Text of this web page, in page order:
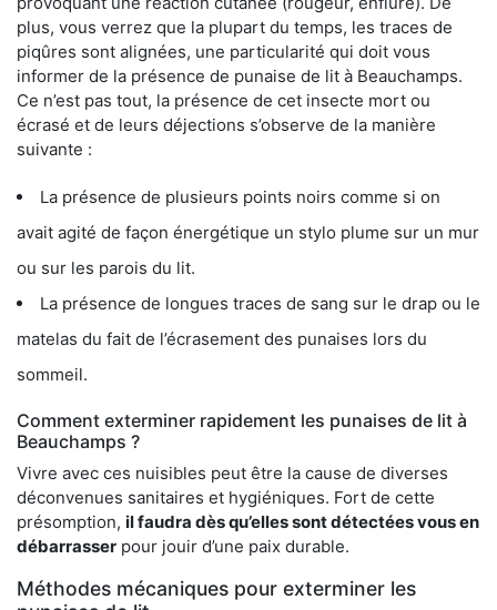
plus, vous verrez que la plupart du temps, les traces de
piqûres sont alignées, une particularité qui doit vous
informer de la présence de punaise de lit à Beauchamps.
Ce n’est pas tout, la présence de cet insecte mort ou
écrasé et de leurs déjections s’observe de la manière
suivante :
La présence de plusieurs points noirs comme si on
avait agité de façon énergétique un stylo plume sur un mur
ou sur les parois du lit.
La présence de longues traces de sang sur le drap ou le
matelas du fait de l’écrasement des punaises lors du
sommeil.
Comment exterminer rapidement les punaises de lit à
Beauchamps ?
Vivre avec ces nuisibles peut être la cause de diverses
déconvenues sanitaires et hygiéniques. Fort de cette
présomption, il faudra dès qu’elles sont détectées vous en
débarrasser pour jouir d’une paix durable.
Méthodes mécaniques pour exterminer les